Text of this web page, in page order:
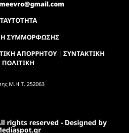
ΤΑΥΤΟΤΗΤΑ
ΣΥΜΜΟΡΦΩΣΗΣ
ΑΠΟΡΡΗΤΟΥ| ΣΥΝΤΑΚΤΙΚΗ
ΠΟΛΙΤΙΚΗ
Μ.Η.Τ. 252063
rights reserved - Designed by